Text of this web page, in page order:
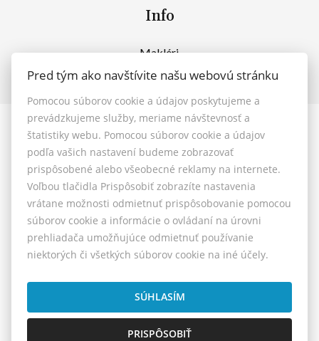
Info
Makléri
Napíšte nám
Kontakt
© 2026 - MAXFIN REAL s.r.o.
Vašinova 125/61, Nitra 949 01, E-mail: reality@maxfinreal.sk
Nastavenie cookies
Všeobecné podmienky sprostredkovania
Reklamačný poriadok
Etický kódex
Pred tým ako navštívite našu webovú stránku
Pomocou súborov cookie a údajov poskytujeme a
prevádzkujeme služby, meriame návštevnosť a
štatistiky webu. Pomocou súborov cookie a údajov
podľa vašich nastavení budeme zobrazovať
prispôsobené alebo všeobecné reklamy na internete.
Voľbou tlačidla Prispôsobiť zobrazíte nastavenia
vrátane možnosti odmietnuť prispôsobovanie pomocou
súborov cookie a informácie o ovládaní na úrovni
prehliadača umožňujúce odmietnuť používanie
niektorých či všetkých súborov cookie na iné účely.
SÚHLASÍM
PRISPÔSOBIŤ